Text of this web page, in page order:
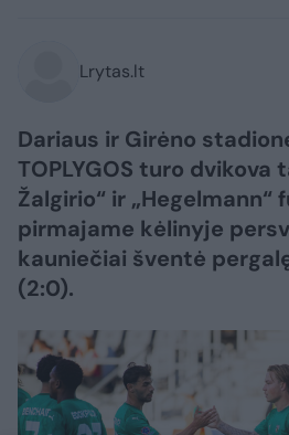
Lrytas.lt
Dariaus ir Girėno
TOPLYGOS turo dvikova
Žalgirio“ ir „Hegelmann“
pirmajame kėlinyje
kauniečiai šventė
(2:0).